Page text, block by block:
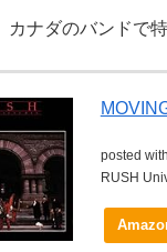
カナダのバンドで
posted with
RUSH